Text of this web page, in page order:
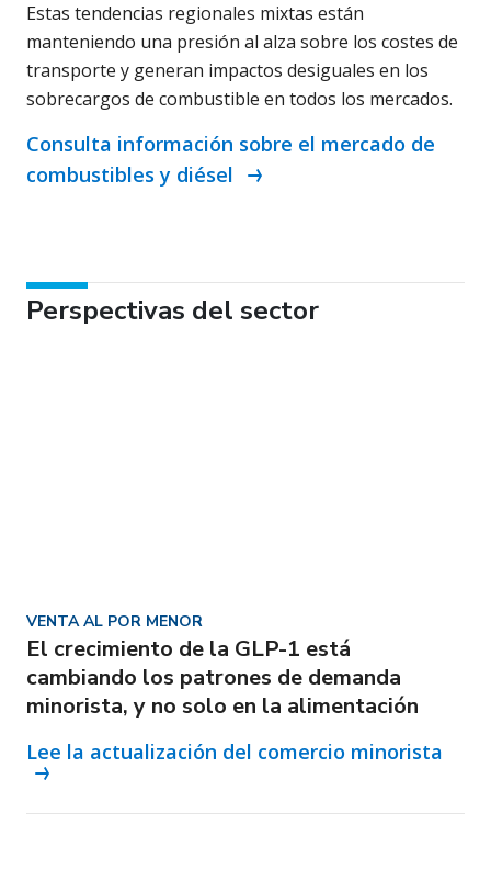
Estas tendencias regionales mixtas están
manteniendo una presión al alza sobre los costes de
transporte y generan impactos desiguales en los
sobrecargos de combustible en todos los mercados.
Consulta información sobre el mercado de
combustibles y diésel
Perspectivas del sector
VENTA AL POR MENOR
El crecimiento de la GLP-1 está
cambiando los patrones de demanda
minorista, y no solo en la alimentación
Lee la actualización del comercio minorista